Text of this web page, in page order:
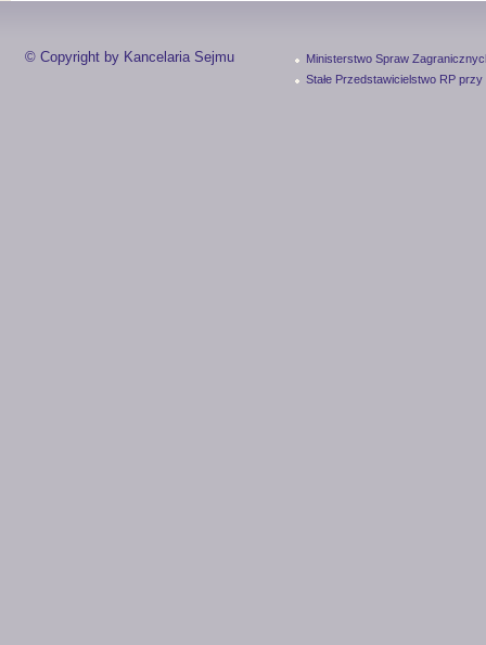
© Copyright by Kancelaria Sejmu
Ministerstwo Spraw
Stałe Przedstawicielstwo RP przy